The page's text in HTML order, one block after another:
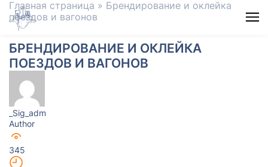
Главная страница » Брендирование и оклейка
поездов и вагонов
БРЕНДИРОВАНИЕ И ОКЛЕЙКА
ПОЕЗДОВ И ВАГОНОВ
_Sig_adm
Author
345